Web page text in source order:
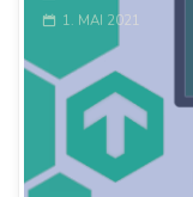
1. MAI 2021